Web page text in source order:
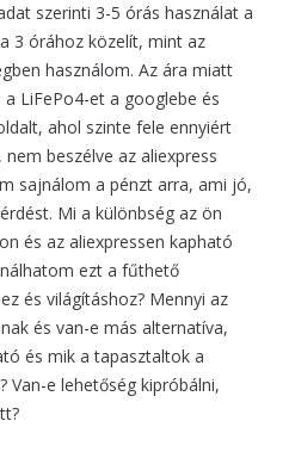
szerinti 3-5 órás használat a
3 órához közelít, mint az
használom. Az ára miatt
LiFePo4-et a googlebe és
ahol szinte fele ennyiért
beszélve az aliexpress
sajnálom a pénzt arra, ami jó,
Mi a különbség az ön
és az aliexpressen kapható
ezt a fűthető
és világításhoz? Mennyi az
és van-e más alternatíva,
és mik a tapasztaltok a
Van-e lehetőség kipróbálni,